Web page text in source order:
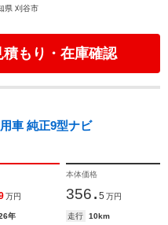
県 刈谷市
積もり・在庫確認
車 純正9型ナビ
万円
本体価格
356. 5 万円
年 走行
10km